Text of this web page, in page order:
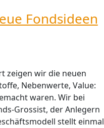
Fondsideen
zeigen wir die neuen
Nebenwerte, Value:
waren. Wir bei
Grossist, der Anlegern
stellt einmal